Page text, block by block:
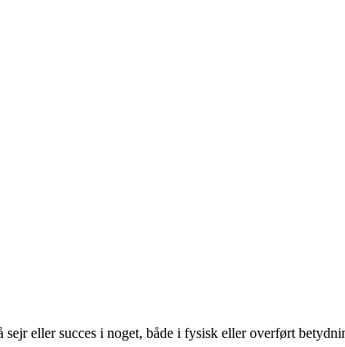
sejr eller succes i noget, både i fysisk eller overført